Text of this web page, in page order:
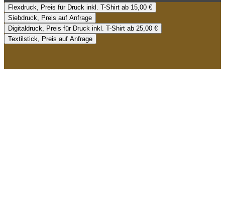
Flexdruck, Preis für Druck inkl. T-Shirt ab 15,00 €
Siebdruck, Preis auf Anfrage
Digitaldruck, Preis für Druck inkl. T-Shirt ab 25,00 €
Textilstick, Preis auf Anfrage